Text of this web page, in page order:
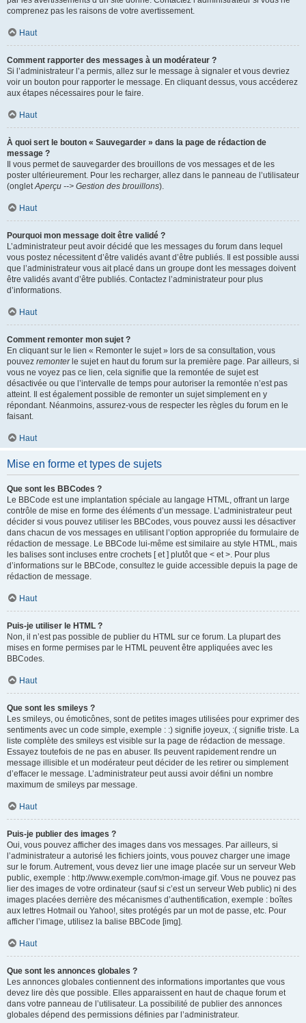
comprenez pas les raisons de votre avertissement.
Haut
Comment rapporter des messages à un modérateur ?
Si l’administrateur l’a permis, allez sur le message à signaler et vous devriez
voir un bouton pour rapporter le message. En cliquant dessus, vous accéderez
aux étapes nécessaires pour le faire.
Haut
À quoi sert le bouton « Sauvegarder » dans la page de rédaction de
message ?
Il vous permet de sauvegarder des brouillons de vos messages et de les
poster ultérieurement. Pour les recharger, allez dans le panneau de l’utilisateur
(ongletAperçu --> Gestion des brouillons).
Haut
Pourquoi mon message doit être validé ?
L’administrateur peut avoir décidé que les messages du forum dans lequel
vous postez nécessitent d’être validés avant d’être publiés. Il est possible aussi
que l’administrateur vous ait placé dans un groupe dont les messages doivent
être validés avant d’être publiés. Contactez l’administrateur pour plus
d’informations.
Haut
Comment remonter mon sujet ?
En cliquant sur le lien « Remonter le sujet » lors de sa consultation, vous
pouvez remonterle sujet en haut du forum sur la première page. Par ailleurs, si
vous ne voyez pas ce lien, cela signifie que la remontée de sujet est
désactivée ou que l’intervalle de temps pour autoriser la remontée n’est pas
atteint. Il est également possible de remonter un sujet simplement en y
répondant. Néanmoins, assurez-vous de respecter les règles du forum en le
faisant.
Haut
Mise en forme et types de sujets
Que sont les BBCodes ?
Le BBCode est une implantation spéciale au langage HTML, offrant un large
contrôle de mise en forme des éléments d’un message. L’administrateur peut
décider si vous pouvez utiliser les BBCodes, vous pouvez aussi les désactiver
dans chacun de vos messages en utilisant l’option appropriée du formulaire de
rédaction de message. Le BBCode lui-même est similaire au style HTML, mais
les balises sont incluses entre crochets [ et ] plutôt que < et >. Pour plus
d’informations sur le BBCode, consultez le guide accessible depuis la page de
rédaction de message.
Haut
Puis-je utiliser le HTML ?
Non, il n’est pas possible de publier du HTML sur ce forum. La plupart des
mises en forme permises par le HTML peuvent être appliquées avec les
BBCodes.
Haut
Que sont les smileys ?
Les smileys, ou émoticônes, sont de petites images utilisées pour exprimer des
sentiments avec un code simple, exemple : :) signifie joyeux, :( signifie triste. La
liste complète des smileys est visible sur la page de rédaction de message.
Essayez toutefois de ne pas en abuser. Ils peuvent rapidement rendre un
message illisible et un modérateur peut décider de les retirer ou simplement
d’effacer le message. L’administrateur peut aussi avoir défini un nombre
maximum de smileys par message.
Haut
Puis-je publier des images ?
Oui, vous pouvez afficher des images dans vos messages. Par ailleurs, si
l’administrateur a autorisé les fichiers joints, vous pouvez charger une image
sur le forum. Autrement, vous devez lier une image placée sur un serveur Web
public, exemple : http://www.exemple.com/mon-image.gif. Vous ne pouvez pas
lier des images de votre ordinateur (sauf si c’est un serveur Web public) ni des
images placées derrière des mécanismes d’authentification, exemple : boîtes
aux lettres Hotmail ou Yahoo!, sites protégés par un mot de passe, etc. Pour
afficher l’image, utilisez la balise BBCode [img].
Haut
Que sont les annonces globales ?
Les annonces globales contiennent des informations importantes que vous
devez lire dès que possible. Elles apparaissent en haut de chaque forum et
dans votre panneau de l’utilisateur. La possibilité de publier des annonces
globales dépend des permissions définies par l’administrateur.